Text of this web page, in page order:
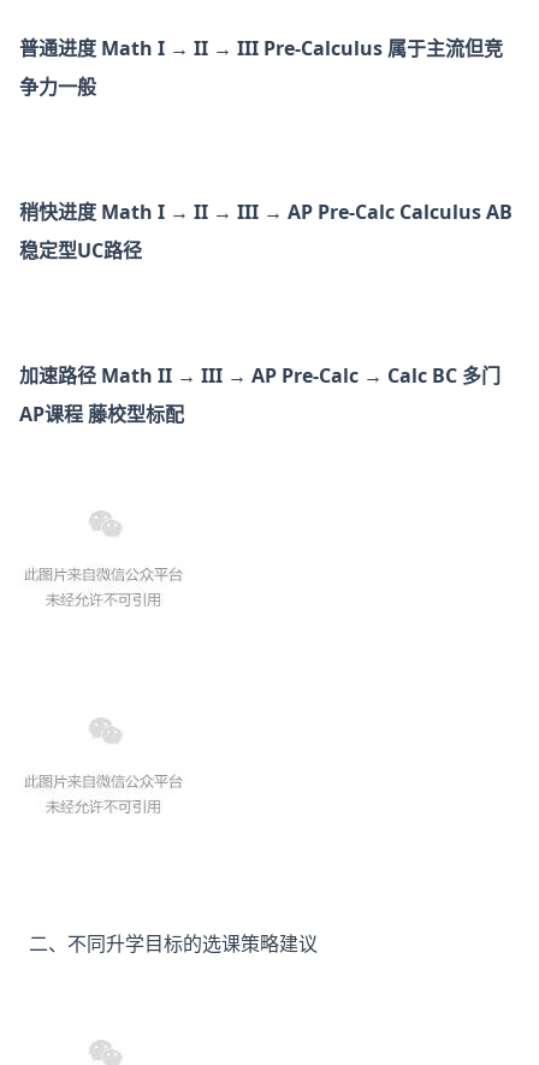
普通进度 Math I → II → III Pre-Calculus 属于主流但竞
争力一般
稍快进度 Math I → II → III → AP Pre-Calc Calculus AB
稳定型UC路径
加速路径 Math II → III → AP Pre-Calc → Calc BC 多门
AP课程 藤校型标配
二、不同升学目标的选课策略建议